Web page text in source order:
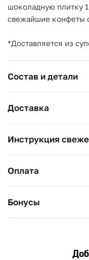
шоколадную плитку
свежайшие конфеты
*Доставляется из
Состав и детали
Доставка
Инструкция
Оплата
Бонусы